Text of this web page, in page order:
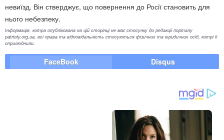
невиїзд. Він стверджує, що повернення до Росії становить для
нього небезпеку.
Інформація, котра опублікована на цій сторінці не має стосунку до редакції порталу
patrioty.org.ua, всі права та відповідальність стосуються фізичних та юридичних осіб, котрі її
оприлюднили.
FaceBook Disqus